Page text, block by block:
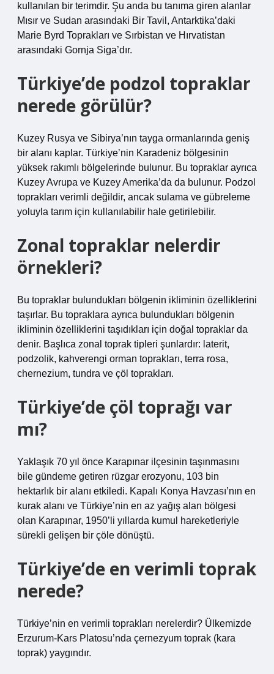
kullanılan bir terimdir. Şu anda bu tanıma giren alanlar
Mısır ve Sudan arasındaki Bir Tavil, Antarktika’daki
Marie Byrd Toprakları ve Sırbistan ve Hırvatistan
arasındaki Gornja Siga’dır.
Türkiye’de podzol topraklar
nerede görülür?
Kuzey Rusya ve Sibirya’nın tayga ormanlarında geniş
bir alanı kaplar. Türkiye’nin Karadeniz bölgesinin
yüksek rakımlı bölgelerinde bulunur. Bu topraklar ayrıca
Kuzey Avrupa ve Kuzey Amerika’da da bulunur. Podzol
toprakları verimli değildir, ancak sulama ve gübreleme
yoluyla tarım için kullanılabilir hale getirilebilir.
Zonal topraklar nelerdir
örnekleri?
Bu topraklar bulundukları bölgenin ikliminin özelliklerini
taşırlar. Bu topraklara ayrıca bulundukları bölgenin
ikliminin özelliklerini taşıdıkları için doğal topraklar da
denir. Başlıca zonal toprak tipleri şunlardır: laterit,
podzolik, kahverengi orman toprakları, terra rosa,
chernezium, tundra ve çöl toprakları.
Türkiye’de çöl toprağı var
mı?
Yaklaşık 70 yıl önce Karapınar ilçesinin taşınmasını
bile gündeme getiren rüzgar erozyonu, 103 bin
hektarlık bir alanı etkiledi. Kapalı Konya Havzası’nın en
kurak alanı ve Türkiye’nin en az yağış alan bölgesi
olan Karapınar, 1950’li yıllarda kumul hareketleriyle
sürekli gelişen bir çöle dönüştü.
Türkiye’de en verimli toprak
nerede?
Türkiye’nin en verimli toprakları nerelerdir? Ülkemizde
Erzurum-Kars Platosu’nda çernezyum toprak (kara
toprak) yaygındır.